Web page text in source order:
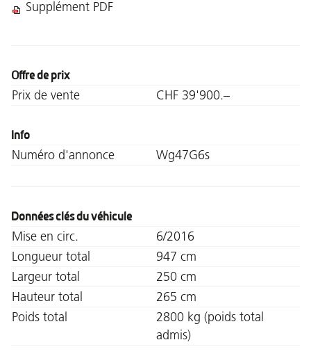
Supplément PDF
Offre de prix
Prix de vente CHF 39'900.–
Info
Numéro d'annonce Wg47G6s
Données clés du véhicule
Mise en circ.
6/2016
Longueur total
947 cm
Largeur total
250 cm
Hauteur total
265 cm
Poids total
2800 kg (poids total
admis)